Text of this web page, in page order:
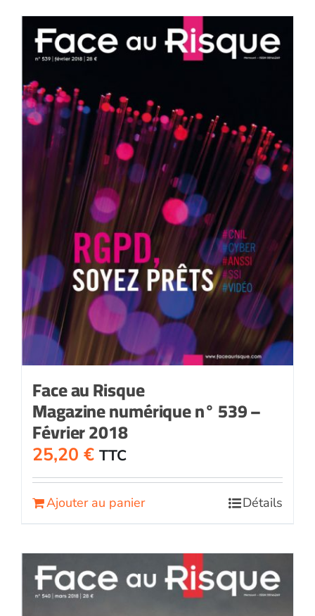
Face au Risque
Magazine numérique n° 539 –
Février 2018
25,20 € TTC
Ajouter au panier Détails